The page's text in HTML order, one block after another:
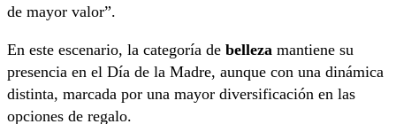
de mayor valor”.
En este escenario, la categoría de belleza mantiene su
presencia en el Día de la Madre, aunque con una dinámica
distinta, marcada por una mayor diversificación en las
opciones de regalo.